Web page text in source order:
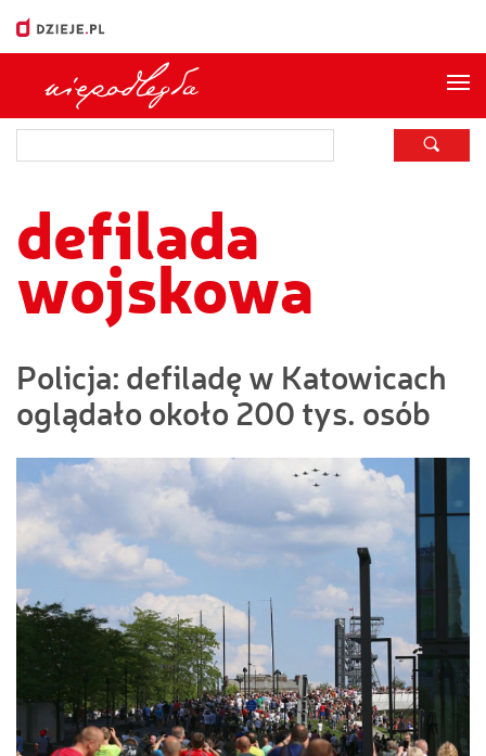
defilada
wojskowa
Policja: defiladę w Katowicach
oglądało około 200 tys. osób